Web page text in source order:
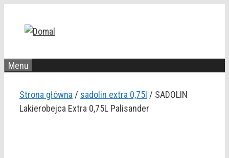
Menu
Strona główna / sadolin extra 0,75l / SADOLIN
Lakierobejca Extra 0,75L Palisander